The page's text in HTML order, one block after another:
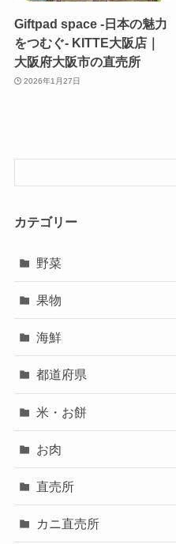
Giftpad space -日本の魅力
をつむぐ- KITTE大阪店｜
大阪府大阪市の直売所
2026年1月27日
カテゴリー
野菜
果物
海鮮
都道府県
米・お餅
お肉
直売所
カニ直売所